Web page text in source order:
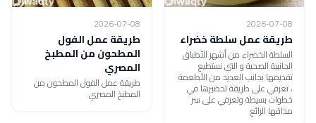
2026-07-08
طريقة عمل سلطة خضراء
السلطة الخضراء من أشهر الأطباق
الجانبية الصحية و التي نستطيع
تقديمها بجانب العديد من الأطعمة
، تعرفي على طريقة تحضيرها في
خطوات بسيطة وتعرفي على سر
مذاقها الرائع
2026-07-08
طريقة عمل الفول
المطحون من المطبخ
المصري
طريقة عمل الفول المطحون من
المطبخ المصري